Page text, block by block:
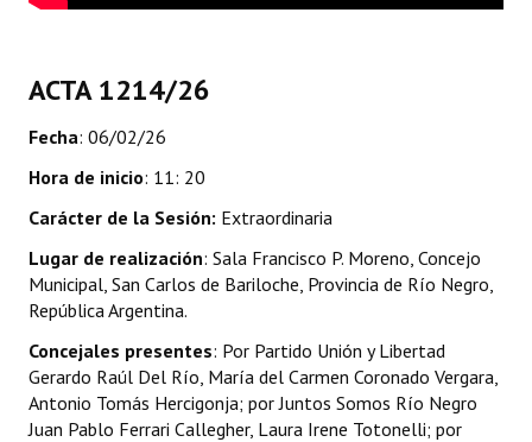
Resoluciones
Resoluciones de Presidencia
INSTITUCIONAL
Antiguos Pobladores
Noticias Destacadas
Registros y Distinciones
ACTA 1214/26
Fecha: 06/02/26
Hora de inicio: 11: 20
Carácter de la Sesión: Extraordinaria
Lugar de realización: Sala Francisco P. Moreno, Concejo
Municipal, San Carlos de Bariloche, Provincia de Río Negro,
República Argentina.
Concejales presentes: Por Partido Unión y Libertad
Gerardo Raúl Del Río, María del Carmen Coronado Vergara,
Antonio Tomás Hercigonja; por Juntos Somos Río Negro
Juan Pablo Ferrari Callegher, Laura Irene Totonelli; por